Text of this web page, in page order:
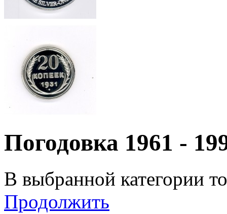
Погодовка 1961 -
В выбранной категории
Продолжить